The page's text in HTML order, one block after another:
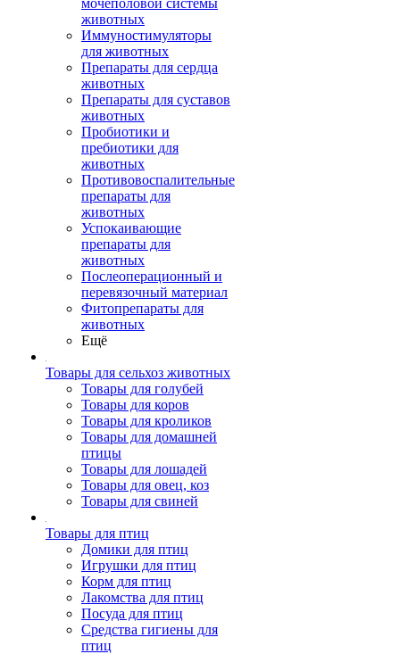
мочеполовой системы
животных
Иммуностимуляторы
для животных
Препараты для сердца
животных
Препараты для суставов
животных
Пробиотики и
пребиотики для
животных
Противовоспалительные
препараты для
животных
Успокаивающие
препараты для
животных
Послеоперационный и
перевязочный материал
Фитопрепараты для
животных
Ещё
Товары для сельхоз животных
Товары для голубей
Товары для коров
Товары для кроликов
Товары для домашней
птицы
Товары для лошадей
Товары для овец, коз
Товары для свиней
Товары для птиц
Домики для птиц
Игрушки для птиц
Корм для птиц
Лакомства для птиц
Посуда для птиц
Средства гигиены для
птиц